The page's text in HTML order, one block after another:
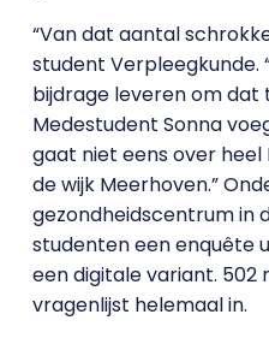
“Van dat aantal
student Verpleegkunde.
bijdrage leveren om dat
Medestudent Sonna
gaat niet eens over heel
de wijk Meerhoven.”
gezondheidscentrum in
studenten een enquête
een digitale variant. 502
vragenlijst helemaal in.